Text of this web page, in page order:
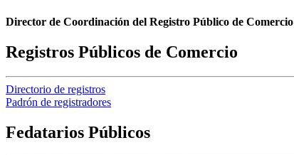
Director de Coordinación del Registro Público de Comercio
Registros Públicos de Comercio
Directorio de registros
Padrón de registradores
Fedatarios Públicos